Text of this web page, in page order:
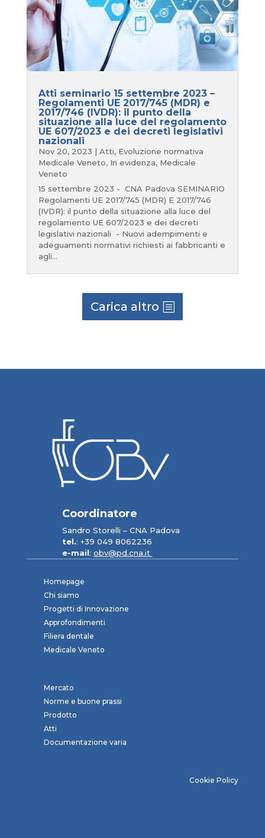
Atti seminario 15 settembre 2023 –
Regolamenti UE 2017/745 (MDR) e
2017/746 (IVDR): il punto della
situazione alla luce del regolamento
UE 607/2023 e dei decreti legislativi
nazionali
Nov 20, 2023 | Atti, Evoluzione normativa
Medicale Veneto, In evidenza, Medicale
Veneto
15 settembre 2023 - CNA Padova SEMINARIO
Regolamenti UE 2017/745 (MDR) E 2017/746
(IVDR): il punto della situazione alla luce del
regolamento UE 607/2023 e dei decreti
legislativi nazionali - Nuovi adempimenti e
adeguamenti normativi richiesti ai fabbricanti e
agli...
Carica altro
Coordinatore
Sandro Storelli – CNA Padova
tel.: +39 049 8062236
e-mail: obv@pd.cna.it
Homepage
Chi siamo
Progetti di Innovazione
Approfondimenti
Filiera dentale
Medicale Veneto
Mercato
Norme e buone prassi
Prodotto
Atti
Documentazione varia
Cookie Policy